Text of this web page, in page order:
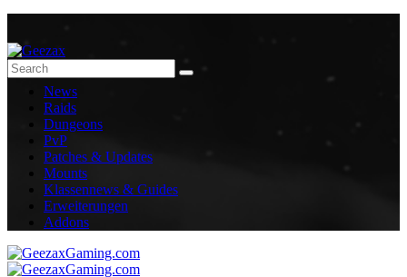
News
Raids
Dungeons
PvP
Patches & Updates
Mounts
Klassennews & Guides
Erweiterungen
Addons